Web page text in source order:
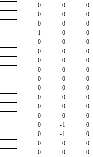
0 0
0
0 0
0
0 0
0
1 0
0
0 0
0
0 0
0
0 0
0
0 0
0
0 0
0
0 0
0
0 0
0
0 0
0
0 0
0
0 -1
0
0 -1
0
0 0
0
0 0
0